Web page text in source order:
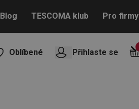
Blog TESCOMA klub Pro firmy
Oblíbené Přihlaste se